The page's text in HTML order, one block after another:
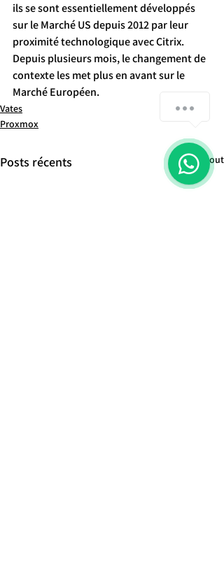
ils se sont essentiellement développés
sur le Marché US depuis 2012 par leur
proximité technologique avec Citrix.
Depuis plusieurs mois, le changement de
contexte les met plus en avant sur le
Marché Européen.
Vates
Proxmox
Posts récents Voir tout